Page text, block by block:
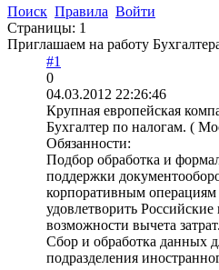
Поиск Правила Войти
Страницы: 1
Приглашаем на работу
#1
0
04.03.2012 22:26:46
Крупная европейская
Бухгалтер по налогам. (
Обязанности:
Подбор обработка и
поддержки
корпоративным операциям
удовлетворить
возможности вычета затрат.
Сбор и обработка данных
подразделения